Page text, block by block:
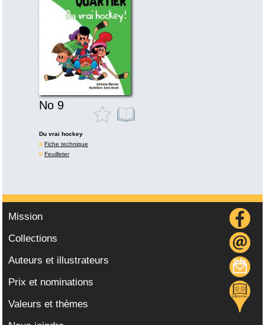
No 9
Du vrai hockey
Fiche technique
Feuilleter
Mission
Collections
Auteurs et illustrateurs
Prix et nominations
Valeurs et thèmes